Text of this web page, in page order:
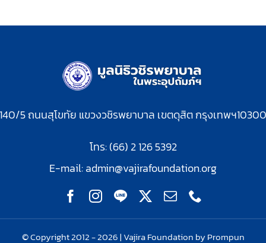
140/5 ถนนสุโขทัย แขวงวชิรพยาบาล เขตดุสิต กรุงเทพฯ10300
โทร: (66) 2 126 5392
E-mail:admin@vajirafoundation.org
© Copyright 2012 - 2026 | Vajira Foundation by Prompun